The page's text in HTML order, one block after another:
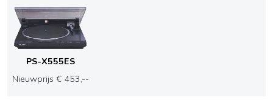
PS-X555ES
Nieuwprijs € 453,--